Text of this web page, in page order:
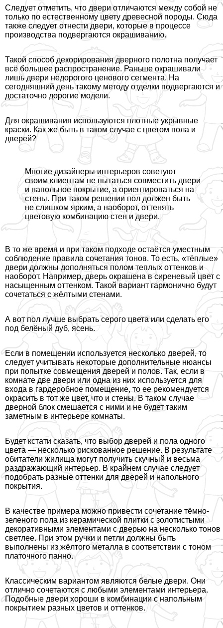
Следует отметить, что двери отличаются между собой не
только по естественному цвету древесной породы. Сюда
также следует отнести двери, которые в процессе
производства подвергаются окрашиванию.
Такой способ декорирования дверного полотна получает
всё большее распространение. Раньше окрашивали
лишь двери недорогого ценового сегмента. На
сегодняшний день такому методу отделки подвергаются и
достаточно дорогие модели.
Для окрашивания используются плотные укрывные
краски. Как же быть в таком случае с цветом пола и
дверей?
Многие дизайнеры интерьеров советуют
своим клиентам не пытаться совместить двери
и напольное покрытие, а ориентироваться на
стены. При таком решении пол должен быть
не слишком ярким, а наоборот, оттенять
цветовую комбинацию стен и двери.
В то же время и при таком подходе остаётся уместным
соблюдение правила сочетания тонов. То есть, «тёплые»
двери должны дополняться полом теплых оттенков и
наоборот. Например, дверь окрашена в сиреневый цвет с
насыщенным оттенком. Такой вариант гармонично будут
сочетаться с жёлтыми стенами.
А вот пол лучше выбрать серого цвета или сделать его
под белёный дуб, ясень.
Если в помещении используется несколько дверей, то
следует учитывать некоторые дополнительные нюансы
при попытке совмещения дверей и полов. Так, если в
комнате две двери или одна из них используется для
входа в гардеробное помещение, то ее рекомендуется
окрасить в тот же цвет, что и стены. В таком случае
дверной блок смешается с ними и не будет таким
заметным в интерьере комнаты.
Будет кстати сказать, что выбор дверей и пола одного
цвета — несколько рискованное решение. В результате
обитатели жилища могут получить скучный и весьма
раздражающий интерьер. В крайнем случае следует
подобрать разные оттенки для дверей и напольного
покрытия.
В качестве примера можно привести сочетание тёмно-
зеленого пола из керамической плитки с золотистыми
декоративными элементами с дверью на несколько тонов
светлее. При этом ручки и петли должны быть
выполнены из жёлтого металла в соответствии с тоном
платочного панно.
Классическим вариантом являются белые двери. Они
отлично сочетаются с любыми элементами интерьера.
Подобные двери хороши в комбинации с напольным
покрытием разных цветов и оттенков.